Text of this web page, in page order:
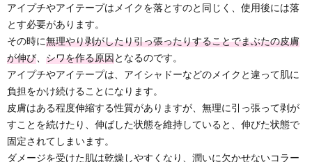
アイプチやアイテープはメイクを落とすのと同じく、使用後には落
とす必要があります。
その時に無理やり剥がしたり引っ張ったりすることでまぶたの皮膚
が伸び、 シワを作る原因となるのです。
アイプチやアイテープは、アイシャドーなどのメイクと違って肌に
負担をかけ続けることになります。
皮膚はある程度伸縮する性質がありますが、無理に引っ張って剥が
すことを続けたり、伸ばした状態を維持していると、伸びた状態で
固定されてしまいます。
ダメージを受けた肌は乾燥しやすくなり、潤いに欠かせないコラー